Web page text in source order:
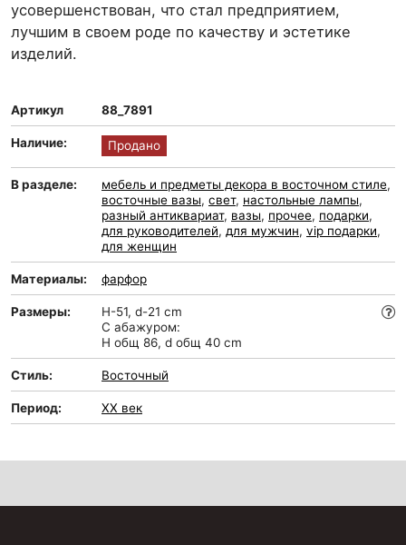
усовершенствован, что стал предприятием,
лучшим в своем роде по качеству и эстетике
изделий.
Артикул 88_7891
Наличие: Продано
В разделе: мебель и предметы декора в восточном стиле,
восточные вазы, свет, настольные лампы,
разный антиквариат, вазы, прочее, подарки,
для руководителей, для мужчин, vip подарки,
для женщин
Материалы: фарфор
Размеры:
H-51, d-21 cm
С абажуром:
H общ 86, d общ 40 cm
Стиль: Восточный
Период: XX век